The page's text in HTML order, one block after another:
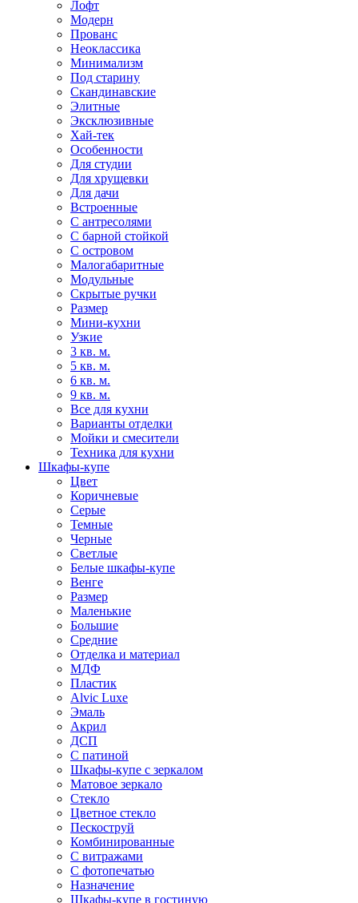
Лофт
Модерн
Прованс
Неоклассика
Минимализм
Под старину
Скандинавские
Элитные
Эксклюзивные
Хай-тек
Особенности
Для студии
Для хрущевки
Для дачи
Встроенные
С антресолями
С барной стойкой
С островом
Малогабаритные
Модульные
Скрытые ручки
Размер
Мини-кухни
Узкие
3 кв. м.
5 кв. м.
6 кв. м.
9 кв. м.
Все для кухни
Варианты отделки
Мойки и смесители
Техника для кухни
Шкафы-купе
Цвет
Коричневые
Серые
Темные
Черные
Светлые
Белые шкафы-купе
Венге
Размер
Маленькие
Большие
Средние
Отделка и материал
МДФ
Пластик
Alvic Luxe
Эмаль
Акрил
ДСП
С патиной
Шкафы-купе с зеркалом
Матовое зеркало
Стекло
Цветное стекло
Пескоструй
Комбинированные
С витражами
С фотопечатью
Назначение
Шкафы-купе в гостиную